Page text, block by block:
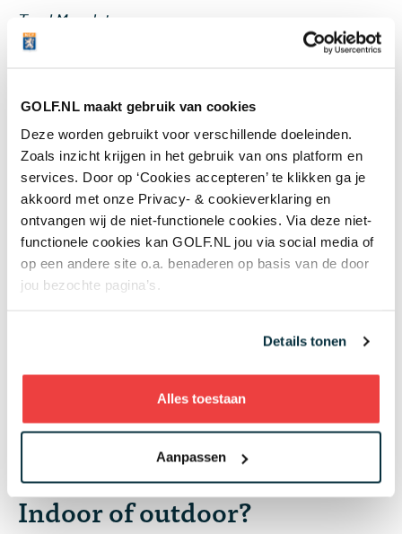
GOLF.NL maakt gebruik van cookies
Deze worden gebruikt voor verschillende doeleinden.
Zoals inzicht krijgen in het gebruik van ons platform en
services. Door op ‘Cookies accepteren’ te klikken ga je
akkoord met onze Privacy- & cookieverklaring en
ontvangen wij de niet-functionele cookies. Via deze niet-
functionele cookies kan GOLF.NL jou via social media of
op een andere site o.a. benaderen op basis van de door
jou bezochte pagina’s.
Details tonen
Alles toestaan
Aanpassen
TrackMan data:
GCQuad data:
Indoor of outdoor?